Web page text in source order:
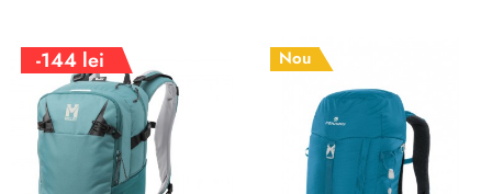
-144 lei Nou